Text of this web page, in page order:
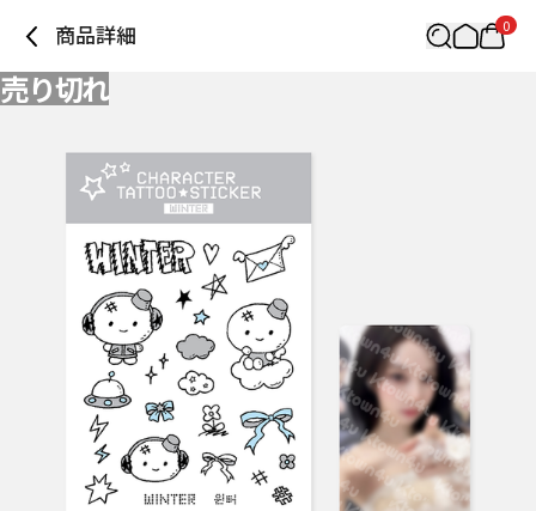
商品詳細 0
売り切れ